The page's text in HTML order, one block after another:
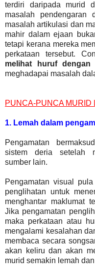
terdiri daripada murid
masalah pendengaran
masalah artikulasi dan
mahir dalam ejaan
tetapi kerana mereka
perkataan tersebut.
melihat huruf dengan
meghadapai masalah
PUNCA-PUNCA MURID
1. Lemah dalam
Pengamatan
sistem deria setelah
sumber lain.
Pengamatan visual
penglihatan untuk
menghantar maklumat
Jika pengamatan
maka perkataan atau
mengalami kesalahan
membaca secara
akan keliru dan akan
murid semakin lemah